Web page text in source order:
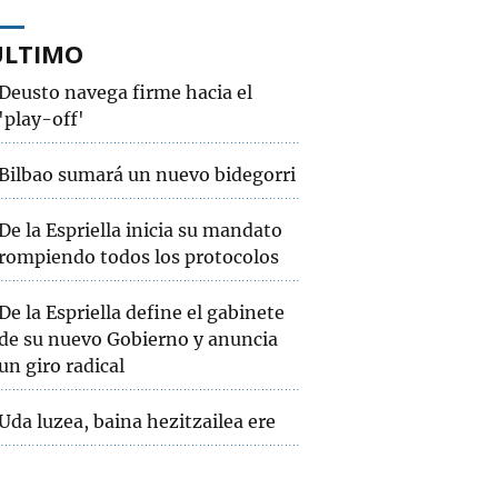
navega firme hacia el
'play-off'
sumará un nuevo bidegorri
la Espriella inicia su mandato
todos los protocolos
la Espriella define el gabinete
su nuevo Gobierno y anuncia
giro radical
luzea, baina hezitzailea ere